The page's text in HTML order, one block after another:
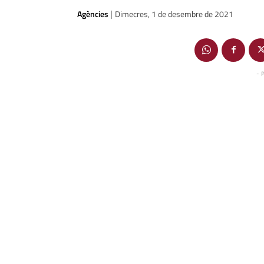
Agències | Dimecres, 1 de desembre de 2021
-